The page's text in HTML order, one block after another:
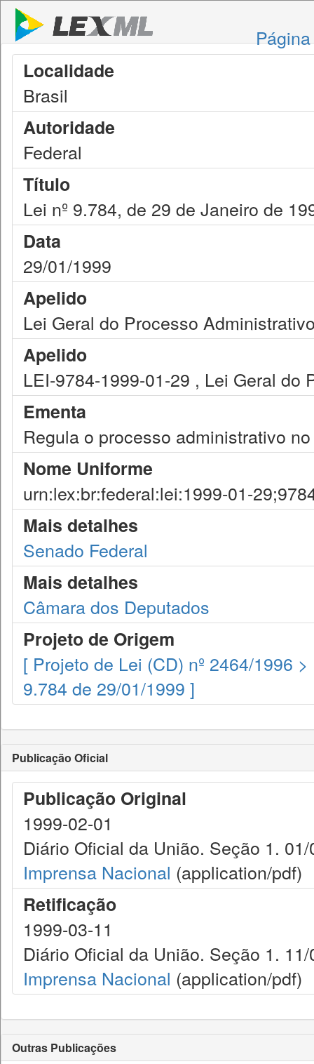
Localidade
Brasil
Autoridade
Federal
Título
Lei nº 9.784, de 29 de Janeiro de
Data
29/01/1999
Apelido
Lei Geral do Processo
Apelido
LEI-9784-1999-01-29 , Lei Geral do
Ementa
Regula o processo administrativo
Nome Uniforme
urn:lex:br:federal:lei:1999-01-
Mais detalhes
Senado Federal
Mais detalhes
Câmara dos Deputados
Projeto de Origem
[ Projeto de Lei (CD) nº 2464/1996
9.784 de 29/01/1999 ]
Publicação Oficial
Publicação Original
1999-02-01
Diário Oficial da União. Seção 1.
Imprensa Nacional (application/pdf)
Retificação
1999-03-11
Diário Oficial da União. Seção 1.
Imprensa Nacional (application/pdf)
Outras Publicações